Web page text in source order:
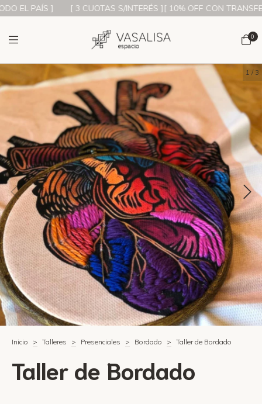
EL PAÍS ] [ 3 CUOTAS S/INTERÉS ][ 10% OFF CON
0
1 /3
Inicio > Talleres > Presenciales > Bordado > Taller de Bordado
Taller de Bordado